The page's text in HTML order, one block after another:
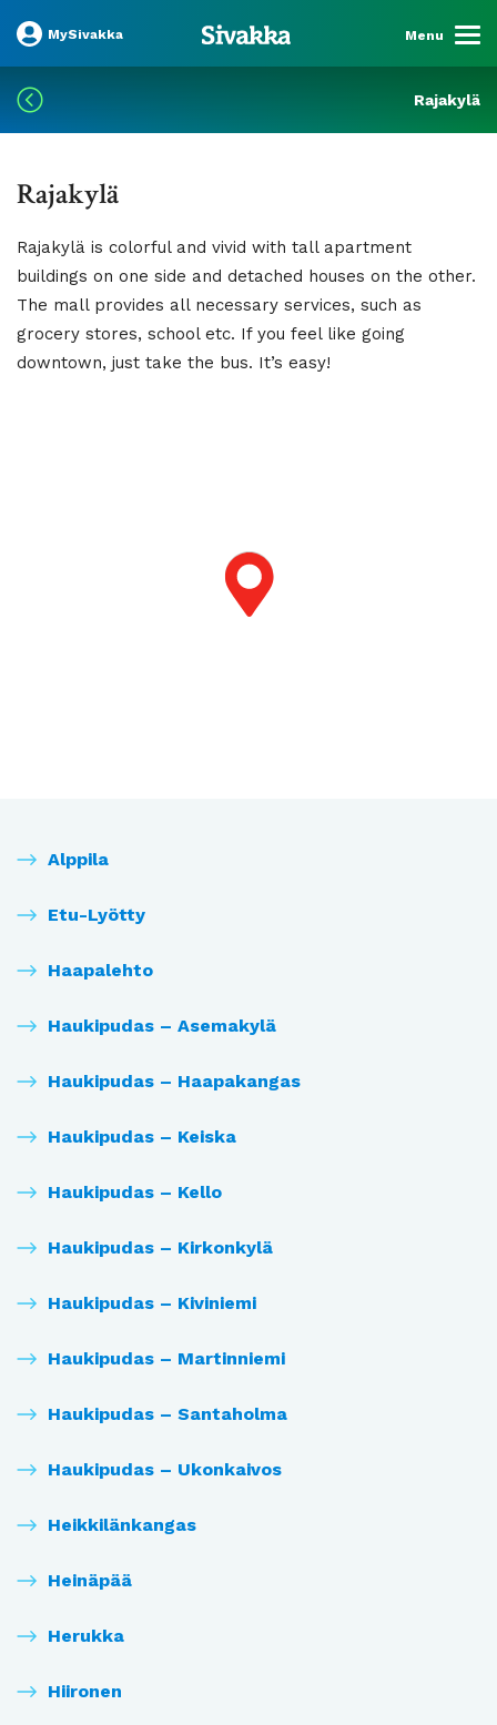
MySivakka Menu
Rajakylä
Rajakylä
Rajakylä is colorful and vivid with tall apartment
buildings on one side and detached houses on the other.
The mall provides all necessary services, such as
grocery stores, school etc. If you feel like going
downtown, just take the bus. It’s easy!
Alppila
Etu-Lyötty
Haapalehto
Haukipudas – Asemakylä
Haukipudas – Haapakangas
Haukipudas – Keiska
Haukipudas – Kello
Haukipudas – Kirkonkylä
Haukipudas – Kiviniemi
Haukipudas – Martinniemi
Haukipudas – Santaholma
Haukipudas – Ukonkaivos
Heikkilänkangas
Heinäpää
Herukka
Hiironen